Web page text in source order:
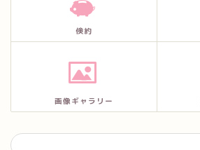
倹約
画像ギャラリー